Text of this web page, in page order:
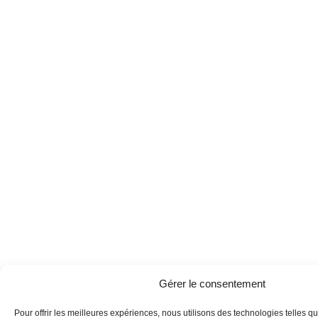
Gérer le consentement
Pour offrir les meilleures expériences, nous utilisons des technologies telles